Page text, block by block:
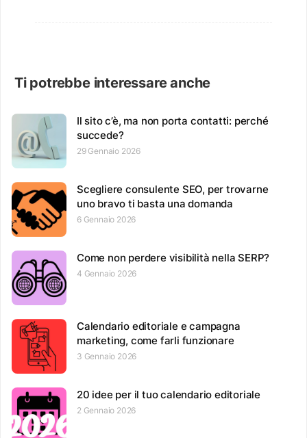
Ti potrebbe interessare anche
Il sito c’è, ma non porta contatti: perché
succede?
29 Gennaio 2026
Scegliere consulente SEO, per trovarne
uno bravo ti basta una domanda
6 Gennaio 2026
Come non perdere visibilità nella SERP?
4 Gennaio 2026
Calendario editoriale e campagna
marketing, come farli funzionare
3 Gennaio 2026
20 idee per il tuo calendario editoriale
2 Gennaio 2026